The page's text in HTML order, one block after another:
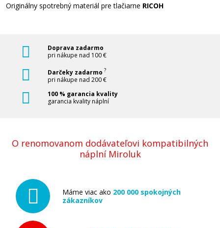
Originálny spotrebný materiál pre tlačiarne RICOH
Doprava zadarmo
pri nákupe nad 100 €
Darčeky zadarmo ?
pri nákupe nad 200 €
100 % garancia kvality
garancia kvality náplní
O renomovanom dodávateľovi kompatibilných
náplní Miroluk
Máme viac ako 200 000 spokojných
zákazníkov